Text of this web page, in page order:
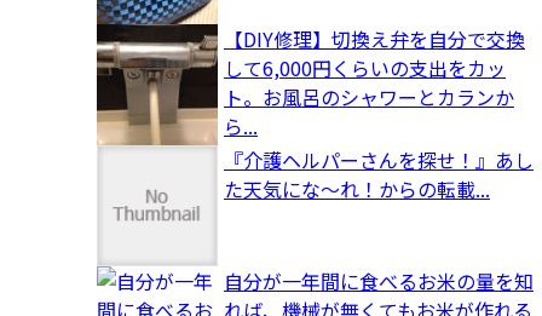
【DIY修理】切換え弁を自分で交換
して6,000円くらいの支出をカッ
ト。お風呂のシャワーとカランか
ら...
『介護ヘルパーさんを探せ！』あし
た天気にな～れ！からの転載...
自分が一年間に食べるお米の量を知
れば、機械が無くてもお米が作れる